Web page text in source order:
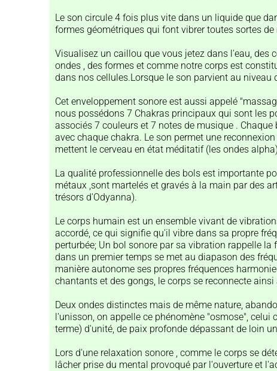
Le son circule 4 fois plus vite dans un liquide que
formes géométriques qui font vibrer toutes sortes
Visualisez un caillou que vous jetez dans l'eau, des
ondes , des formes et comme notre corps est
dans nos cellules.Lorsque le son parvient au
Cet enveloppement sonore est aussi appelé
nous possédons 7 Chakras principaux qui sont les
associés 7 couleurs et 7 notes de musique .
avec chaque chakra. Le son permet une
mettent le cerveau en état méditatif (les ondes
La qualité professionnelle des bols est importante
métaux ,sont martelés et gravés à la main par des
trésors d'Odyanna).
Le corps humain est un ensemble vivant de
accordé, ce qui signifie qu'il vibre dans sa propre
perturbée; Un bol sonore par sa vibration rappelle
dans un premier temps se met au diapason des
manière autonome ses propres fréquences
chantants et des gongs, le corps se reconnecte
Deux ondes distinctes mais de même nature,
l'unisson, on appelle ce phénomène "osmose",
terme) d'unité, de paix profonde dépassant de loin
Lors d'une relaxation sonore , comme le corps se
lâcher prise du mental provoqué par l'ouverture et